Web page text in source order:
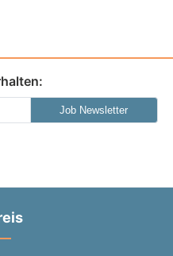
Job Newsletter